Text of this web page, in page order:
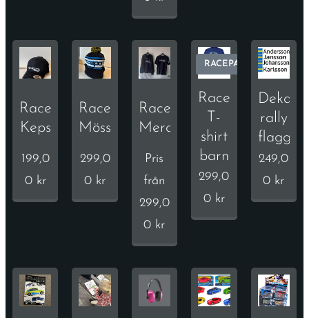
Racepart
Keps
199,0
0kr
Racepart
Mössa
299,0
0 kr
Racepart
Merch
Pris
från
299,0
0 kr
Racepart
T-
shirt
barn
RACEPART
299,0
0kr
Dekal
rally
flagga
249,0
0 kr